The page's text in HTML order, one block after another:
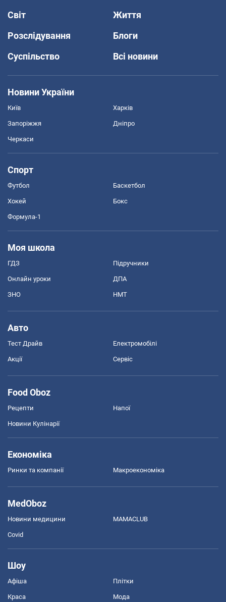
Світ
Життя
Розслідування
Блоги
Суспільство
Всі новини
Новини України
Київ Харків
Запоріжжя Дніпро
Черкаси
Спорт
Футбол Баскетбол
Хокей Бокс
Формула-1
Моя школа
ГДЗ Підручники
Онлайн уроки ДПА
ЗНО НМТ
Авто
Тест Драйв Електромобілі
Акції Сервіс
Food Oboz
Рецепти Напої
Новини Кулінарії
Економіка
Ринки та компанії Макроекономіка
MedOboz
Новини медицини MAMACLUB
Covid
Шоу
Афіша Плітки
Краса Мода